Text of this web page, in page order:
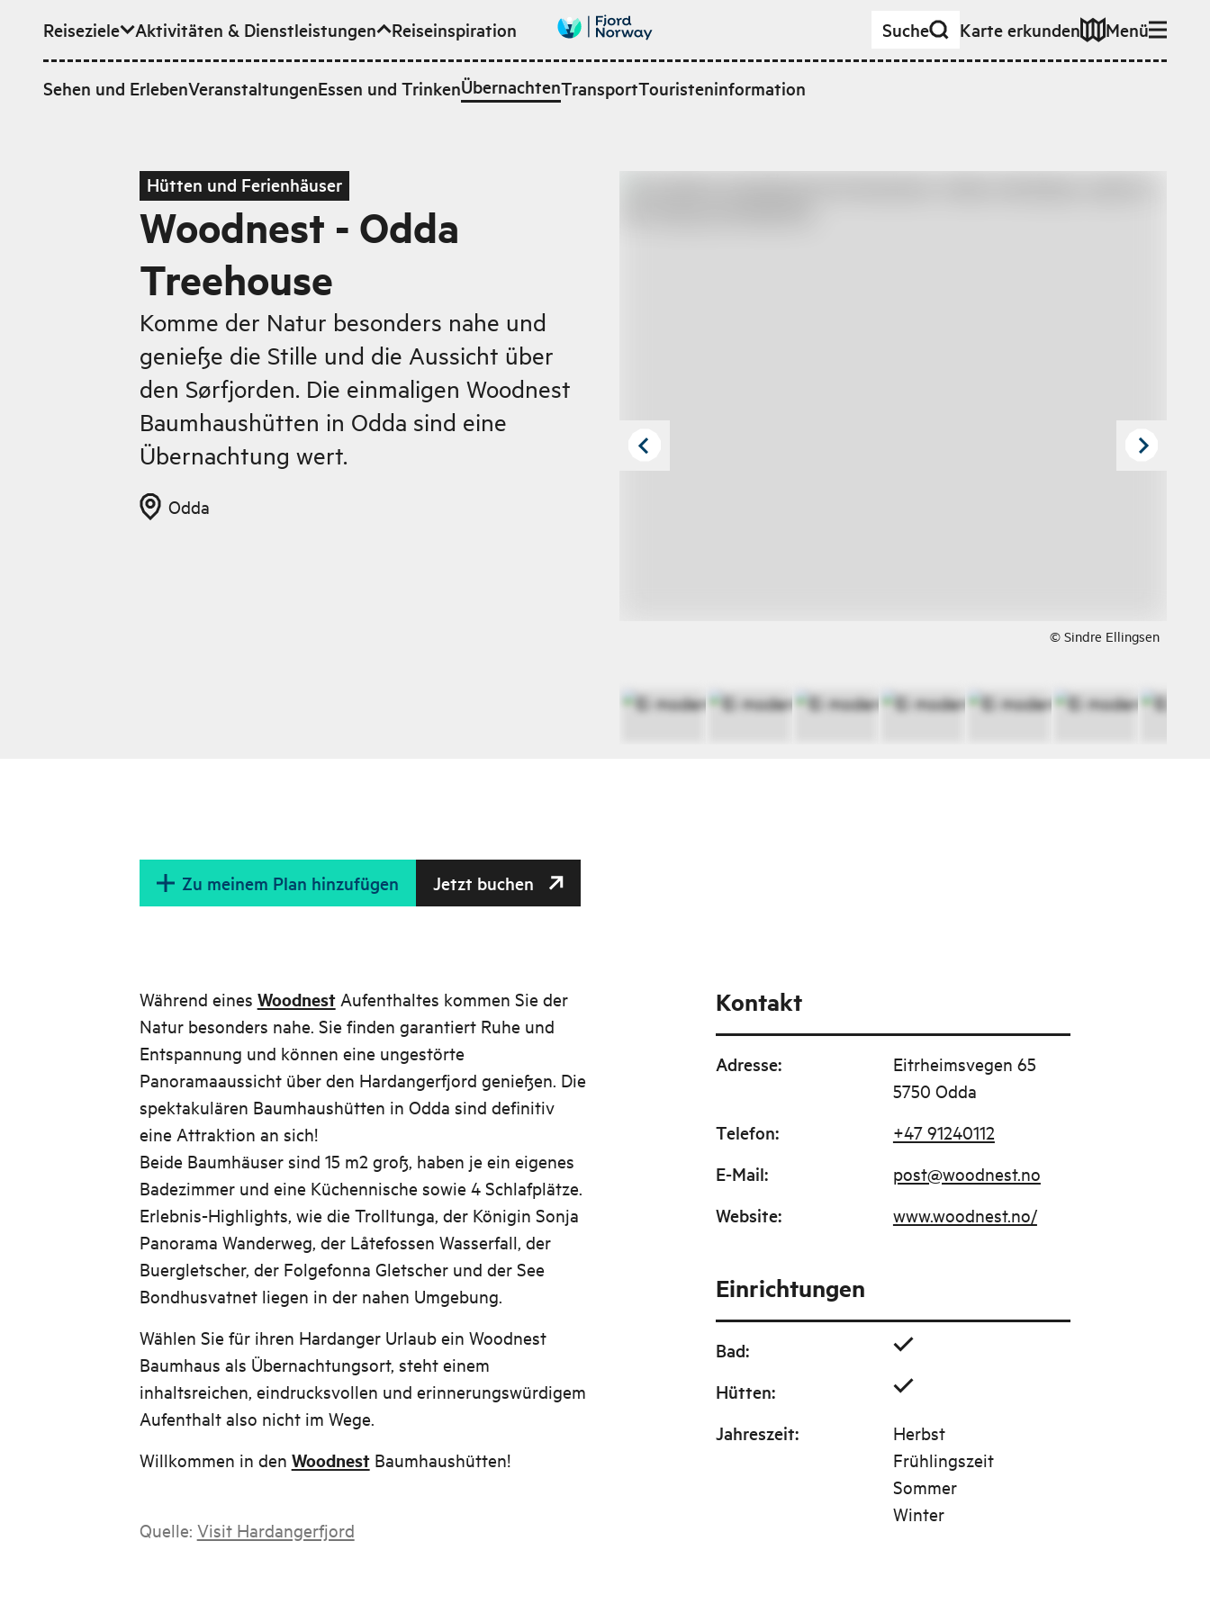
Zum Hauptinhalt
Reiseziele Aktivitäten & Dienstleistungen
Sehen und ErlebenVeranstaltungenEssen und TrinkenÜbernachtenTransportTouristeninformation
Reiseinspiration Suche Karte erkunden Menü
Hütten und Ferienhäuser
Woodnest - Odda
Treehouse
Komme der Natur besonders nahe und
genieße die Stille und die Aussicht über
den Sørfjorden. Die einmaligen Woodnest
Baumhaushütten in Odda sind eine
Übernachtung wert.
Odda
© Sindre Ellingsen
Zu meinem Plan hinzufügen Jetzt buchen
Während eines WoodnestAufenthaltes kommen Sie der
Natur besonders nahe. Sie finden garantiert Ruhe und
Entspannung und können eine ungestörte
Panoramaaussicht über den Hardangerfjord genießen. Die
spektakulären Baumhaushütten in Odda sind definitiv
eine Attraktion an sich!
Beide Baumhäuser sind 15 m2 groß, haben je ein eigenes
Badezimmer und eine Küchennische sowie 4 Schlafplätze.
Erlebnis-Highlights, wie die Trolltunga, der Königin Sonja
Panorama Wanderweg, der Låtefossen Wasserfall, der
Buergletscher, der Folgefonna Gletscher und der See
Bondhusvatnet liegen in der nahen Umgebung.
Wählen Sie für ihren Hardanger Urlaub ein Woodnest
Baumhaus als Übernachtungsort, steht einem
inhaltsreichen, eindrucksvollen und erinnerungswürdigem
Aufenthalt also nicht im Wege.
Willkommen in den WoodnestBaumhaushütten!
Quelle: Visit Hardangerfjord
Kontakt
Adresse:
Eitrheimsvegen 65
5750 Odda
Telefon: +47 91240112
E-Mail: post@woodnest.no
Website: www.woodnest.no/
Einrichtungen
Bad:
Hütten:
Jahreszeit:
Herbst
Frühlingszeit
Sommer
Winter